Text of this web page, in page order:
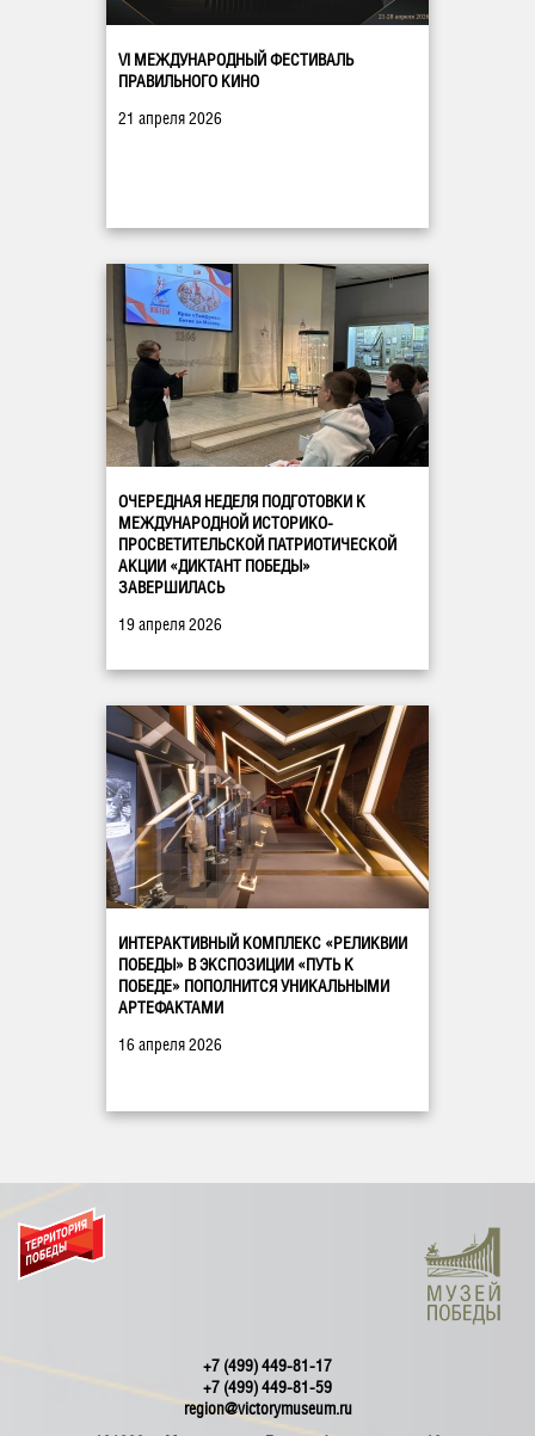
VI МЕЖДУНАРОДНЫЙ ФЕСТИВАЛЬ
ПРАВИЛЬНОГО КИНО
21 апреля 2026
ОЧЕРЕДНАЯ НЕДЕЛЯ ПОДГОТОВКИ К
МЕЖДУНАРОДНОЙ ИСТОРИКО-
ПРОСВЕТИТЕЛЬСКОЙ ПАТРИОТИЧЕСКОЙ
АКЦИИ «ДИКТАНТ ПОБЕДЫ»
ЗАВЕРШИЛАСЬ
19 апреля 2026
ИНТЕРАКТИВНЫЙ КОМПЛЕКС «РЕЛИКВИИ
ПОБЕДЫ» В ЭКСПОЗИЦИИ «ПУТЬ К
ПОБЕДЕ» ПОПОЛНИТСЯ УНИКАЛЬНЫМИ
АРТЕФАКТАМИ
16 апреля 2026
+7 (499) 449-81-17
+7 (499) 449-81-59
region@victorymuseum.ru